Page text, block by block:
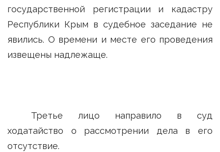
государственной регистрации и кадастру
Республики Крым в судебное заседание не
явились. О времени и месте его проведения
извещены надлежаще.
Третье лицо направило в суд
ходатайство о рассмотрении дела в его
отсутствие.